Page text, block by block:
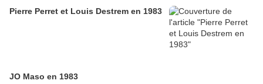
Pierre Perret et Louis Destrem en 1983
JO Maso en 1983